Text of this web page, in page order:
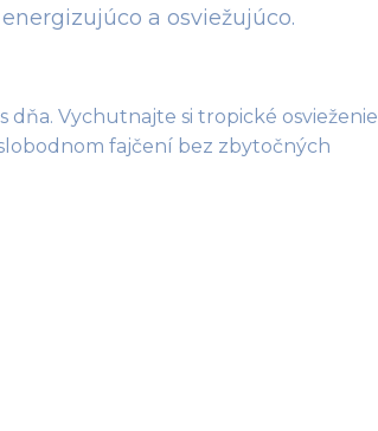
a osviežujúco.
Vychutnajte si tropické osvieženie
fajčení bez zbytočných